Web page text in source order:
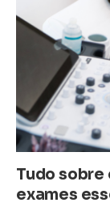
Tudo
exames